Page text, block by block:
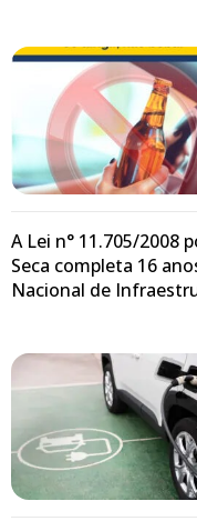
A Lei n° 11.705/2008
Seca completa 16
Nacional de